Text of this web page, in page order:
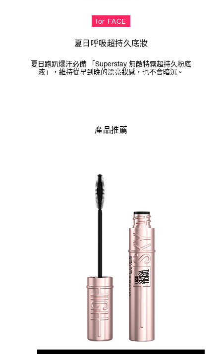
for FACE
夏日呼吸超持久底妝
夏日跑趴爆汗必備 「Superstay 無敵特霧超持久粉底
液」，維持從早到晚的漂亮妝感，也不會暗沉。
產品推薦